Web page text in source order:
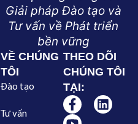
Giải pháp Đào tạo và
Tư vấn về Phát triển
bền vững
VỀ CHÚNG
TÔI
Đào tạo
Tư vấn
THEO DÕI
CHÚNG TÔI
TẠI: